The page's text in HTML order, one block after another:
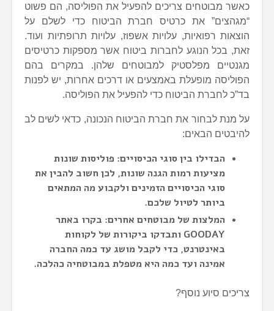
כאשר מבוטחים צריכים להפעיל את הפוליסה, הם פשוט
“מגהצים” את כרטיס חברת הביטוח כדי לשלם על
הוצאות רפואיות, עלויות אשפוז, עלויות תרופתיות ועוד.
זאת, בכל הנוגע לחברות ביטוח אשר מספקות כרטיסים
מגנטיים מפלסטיק למבוטחים שלהן. במקרים בהם
הפוליסה מופעלת באמצעים או דרכים אחרות, יש לפנות
בד”כ לחברת הביטוח כדי להפעיל את הפוליסה.
על מנת לבחור את חברת הביטוח הנכונה, כדאי לשים לב
להיבטים הבאים:
הבדילו בין סוגי הכיסויים: פוליסות שונות
מציעות רמות הגנה שונות, לכן חשוב להבין את
סוגי הכיסויים הזמינים ולקבוע מה המתאים
ביותר לטיול שלכם.
המלצות של מבוטחים אחרים: בקרו באתר
GOODAY ותבדקו ביקורות של לקוחות
באינטרנט, כדי לקבל מושג עד כמה החברה
אמינה ועד כמה היא מטפלת במבוטחיה כהלכה.
צריכים סיוע נוסף?